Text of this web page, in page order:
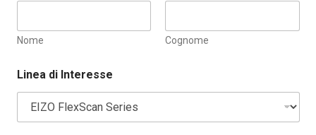
Nome Cognome
Linea di Interesse